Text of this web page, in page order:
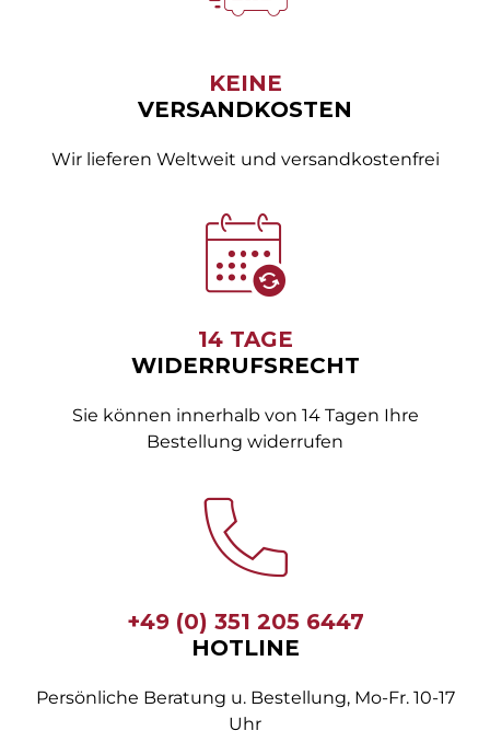
KEINE
VERSANDKOSTEN
Wir lieferen Weltweit und versandkostenfrei
14 TAGE
WIDERRUFSRECHT
Sie können innerhalb von 14 Tagen Ihre
Bestellung widerrufen
+49 (0) 351 205 6447
HOTLINE
Persönliche Beratung u. Bestellung, Mo-Fr. 10-17
Uhr